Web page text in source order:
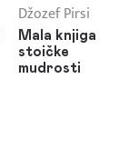
Džozef Pirsi
Mala knjiga
stoičke
mudrosti